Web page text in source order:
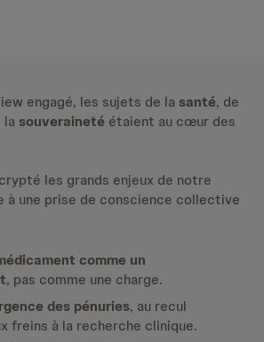
engagé, les sujets de la santé, de
la souveraineté étaient au cœur des
les grands enjeux de notre
à une prise de conscience collective
comme un
, pas comme une charge.
des pénuries, au recul
freins à la recherche clinique.